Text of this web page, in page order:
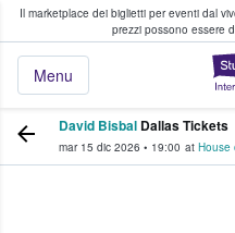
Il marketplace dei biglietti per eventi dal
prezzi possono essere
Menu
fan comprano e
David Bisbal Dallas Tickets
mar 15 dic 2026 • 19:00 at House